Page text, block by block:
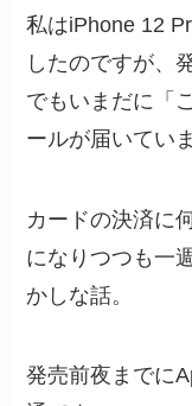
私はiPhone 12
したのですが、
でもいまだに「
ールが届いてい
カードの決済に
になりつつも一
かしな話。
発売前夜までに